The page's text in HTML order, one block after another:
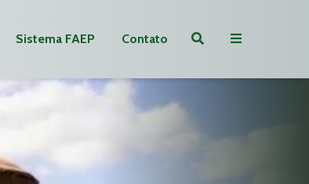
Sistema FAEP Contato